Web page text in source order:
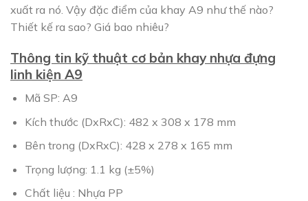
xuất ra nó. Vậy đặc điểm của khay A9 như thế nào?
Thiết kế ra sao? Giá bao nhiêu?
Thông tin kỹ thuật cơ bản khay nhựa đựng
linh kiện A9
Mã SP: A9
Kích thước (DxRxC): 482 x 308 x 178 mm
Bên trong (DxRxC): 428 x 278 x 165 mm
Trọng lượng: 1.1 kg (±5%)
Chất liệu : Nhựa PP